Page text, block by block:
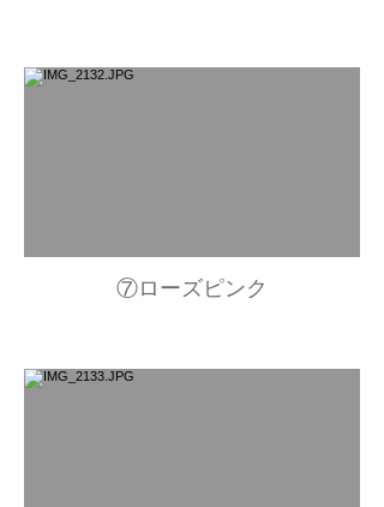
⑦ローズピンク